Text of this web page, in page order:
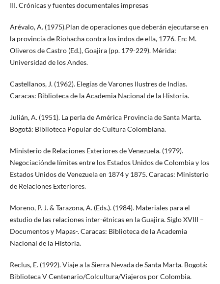
III. Crónicas y fuentes documentales impresas
Arévalo, A. (1975).Plan de operaciones que deberán ejecutarse en
la provincia de Riohacha contra los indos de ella, 1776. En: M.
Oliveros de Castro (Ed.), Goajira (pp. 179-229). Mérida:
Universidad de los Andes.
Castellanos, J. (1962). Elegías de Varones Ilustres de Indias.
Caracas: Biblioteca de la Academia Nacional de la Historia.
Julián, A. (1951). La perla de América Provincia de Santa Marta.
Bogotá: Biblioteca Popular de Cultura Colombiana.
Ministerio de Relaciones Exteriores de Venezuela. (1979).
Negociaciónde límites entre los Estados Unidos de Colombia y los
Estados Unidos de Venezuela en 1874 y 1875. Caracas: Ministerio
de Relaciones Exteriores.
Moreno, P. J. & Tarazona, A. (Eds.). (1984). Materiales para el
estudio de las relaciones inter-étnicas en la Guajira. Siglo XVIII –
Documentos y Mapas-. Caracas: Biblioteca de la Academia
Nacional de la Historia.
Reclus, E. (1992). Viaje a la Sierra Nevada de Santa Marta. Bogotá:
Biblioteca V Centenario/Colcultura/Viajeros por Colombia.